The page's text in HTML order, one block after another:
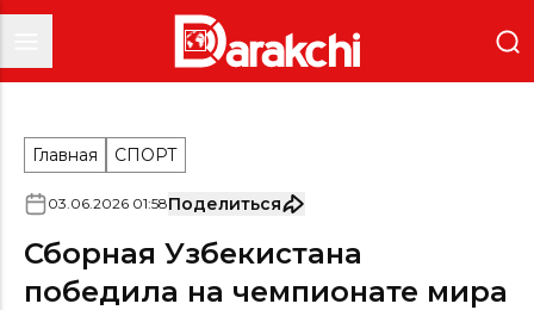
Главная СПОРТ
03.06.2026 01:58Поделиться
Сборная Узбекистана
победила на чемпионате мира